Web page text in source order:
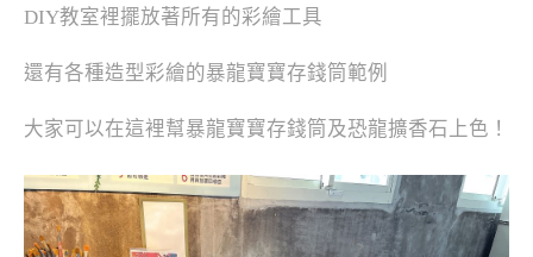
DIY教室裡擺放著所有的彩繪工具
還有各種造型彩繪的暴龍寶寶存錢筒範例
大家可以在這裡幫暴龍寶寶存錢筒及恐龍擴香石上色！